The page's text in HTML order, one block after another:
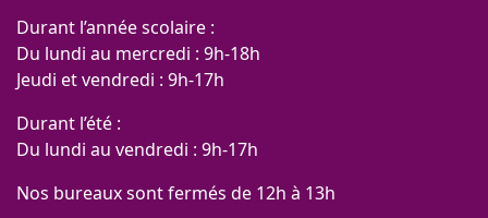
Durant l’année scolaire :
Du lundi au mercredi : 9h-18h
Jeudi et vendredi : 9h-17h
Durant l’été :
Du lundi au vendredi : 9h-17h
Nos bureaux sont fermés de 12h à 13h